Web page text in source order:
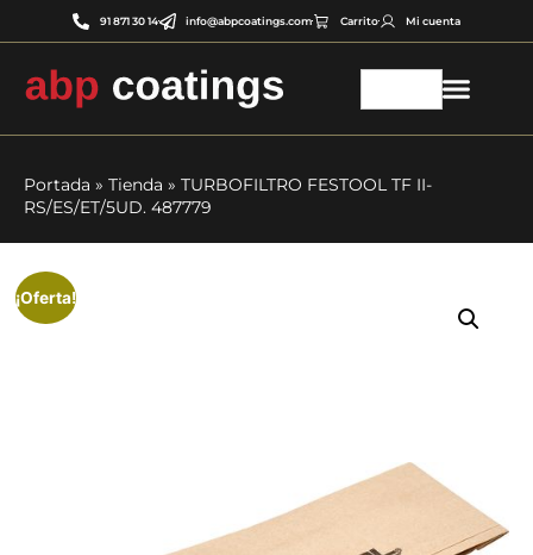
91 871 30 14 info@abpcoatings.com Carrito Mi cuenta
Portada » Tienda » TURBOFILTRO FESTOOL TF II-
RS/ES/ET/5UD. 487779
¡Oferta!